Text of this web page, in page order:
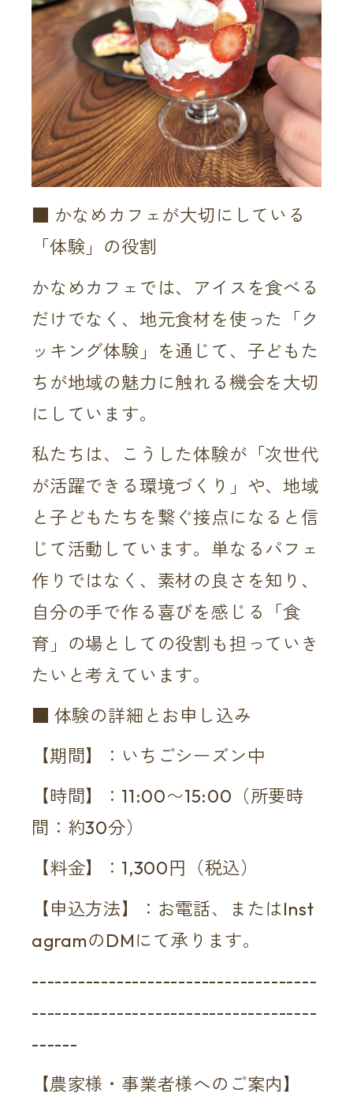
■ かなめカフェが大切にしている
「体験」の役割
かなめカフェでは、アイスを食べる
だけでなく、地元食材を使った「ク
ッキング体験」を通じて、子どもた
ちが地域の魅力に触れる機会を大切
にしています。
私たちは、こうした体験が「次世代
が活躍できる環境づくり」や、地域
と子どもたちを繋ぐ接点になると信
じて活動しています。単なるパフェ
作りではなく、素材の良さを知り、
自分の手で作る喜びを感じる「食
育」の場としての役割も担っていき
たいと考えています。
■ 体験の詳細とお申し込み
【期間】：いちごシーズン中
【時間】：11:00〜15:00（所要時
間：約30分）
【料金】：1,300円（税込）
【申込方法】：お電話、またはInst
agramのDMにて承ります。
-------------------------------------
-------------------------------------
------
【農家様・事業者様へのご案内】